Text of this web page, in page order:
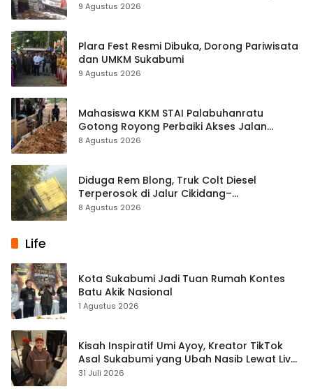
Titik yang Sama
9 Agustus 2026
Plara Fest Resmi Dibuka, Dorong Pariwisata
dan UMKM Sukabumi
9 Agustus 2026
Mahasiswa KKM STAI Palabuhanratu
Gotong Royong Perbaiki Akses Jalan
Majelis Ta’lim di Sagaranten
8 Agustus 2026
Diduga Rem Blong, Truk Colt Diesel
Terperosok di Jalur Cikidang–
Palabuhanratu
8 Agustus 2026
Life
Kota Sukabumi Jadi Tuan Rumah Kontes
Batu Akik Nasional
1 Agustus 2026
Kisah Inspiratif Umi Ayoy, Kreator TikTok
Asal Sukabumi yang Ubah Nasib Lewat Live
Streaming
31 Juli 2026